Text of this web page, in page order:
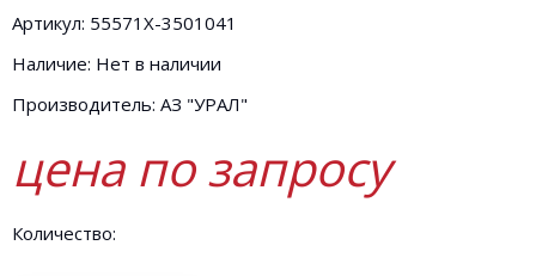
Артикул: 55571Х-3501041
Наличие: Нет в наличии
Производитель: АЗ "УРАЛ"
цена по запросу
Количество: